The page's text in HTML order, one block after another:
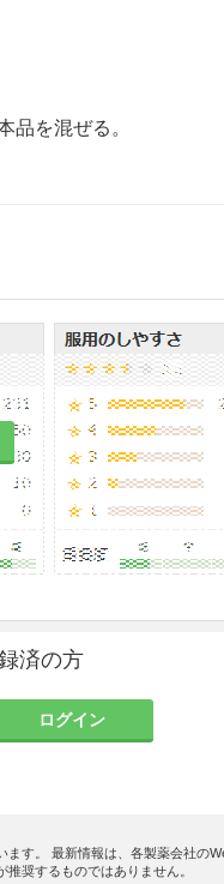
品を混ぜる。
症状を呈した場合は清
。
し人工呼吸，あるいは
の送気ガスとして使用
する。
る衝撃及びバルブの損
ープ等で固定して使用
知液等で必ず点検する
済の方
ログイン
す。 最新情報は、各製薬会社の
奨するものではありません。